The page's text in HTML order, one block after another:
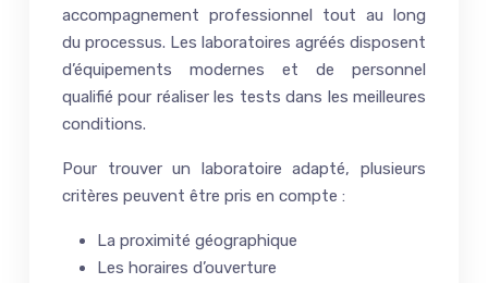
accompagnement professionnel tout au long
du processus. Les laboratoires agréés disposent
d’équipements modernes et de personnel
qualifié pour réaliser les tests dans les meilleures
conditions.
Pour trouver un laboratoire adapté, plusieurs
critères peuvent être pris en compte :
La proximité géographique
Les horaires d’ouverture